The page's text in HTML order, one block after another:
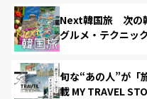
Next韓国旅 次の
グルメ・テクニッ
旬な“あの人”が「
載 MY TRAVEL